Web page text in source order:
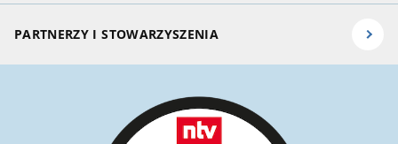
PARTNERZY I STOWARZYSZENIA